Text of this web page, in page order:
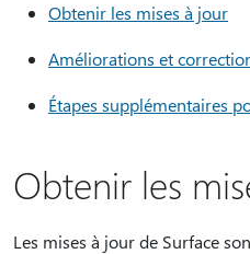
Obtenir les mises à jour
Améliorations et
Étapes supplémentaires
Obtenir les
Les mises à jour de Surface